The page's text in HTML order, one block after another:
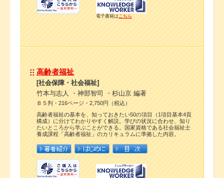
電子書籍はこちら
高齢者福祉
[社会保障・社会福祉]
竹本与志人 ・神部智司 ・杉山京 編著
Ｂ５判・216ページ・2,750円（税込）
高齢者福祉の基本を、知っておきたい50の項目（1項目基本4頁
構成）に分けてわかりやすく解説。学びの状況に合わせ、知り
たいところから学ぶことができる。国家資格である社会福祉士
養成課程「高齢者福祉」のカリキュラムに準拠した内容。